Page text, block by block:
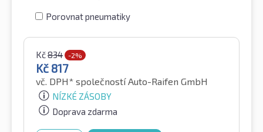
Porovnat pneumatiky
Kč834 -2%
Kč 817
vč. DPH* společností Auto-Raifen GmbH
NÍZKÉ ZÁSOBY
Doprava zdarma